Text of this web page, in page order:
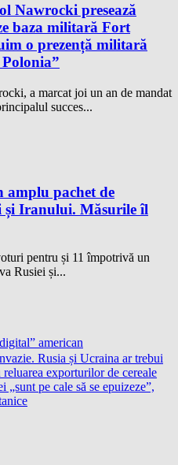
Nawrocki presează
baza militară Fort
o prezență militară
a marcat joi un an de mandat
succes...
amplu pachet de
și Iranului. Măsurile îl
pentru și 11 împotrivă un
Rusiei și...
american
Rusia și Ucraina ar trebui
exporturilor de cereale
pe cale să se epuizeze”,